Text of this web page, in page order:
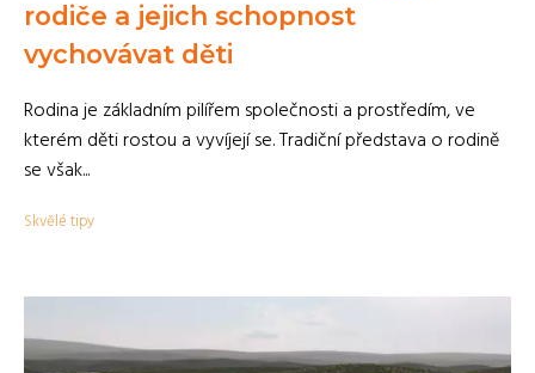
rodiče a jejich schopnost
vychovávat děti
Rodina je základním pilířem společnosti a prostředím, ve
kterém děti rostou a vyvíjejí se. Tradiční představa o rodině
se však...
Skvělé tipy